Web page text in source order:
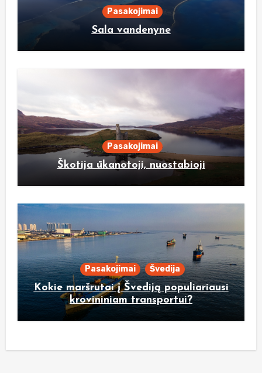
Pasakojimai
Sala vandenyne
Pasakojimai
Škotija ūkanotoji, nuostabioji
Pasakojimai Švedija
Kokie maršrutai į Švediją populiariausi
krovininiam transportui?